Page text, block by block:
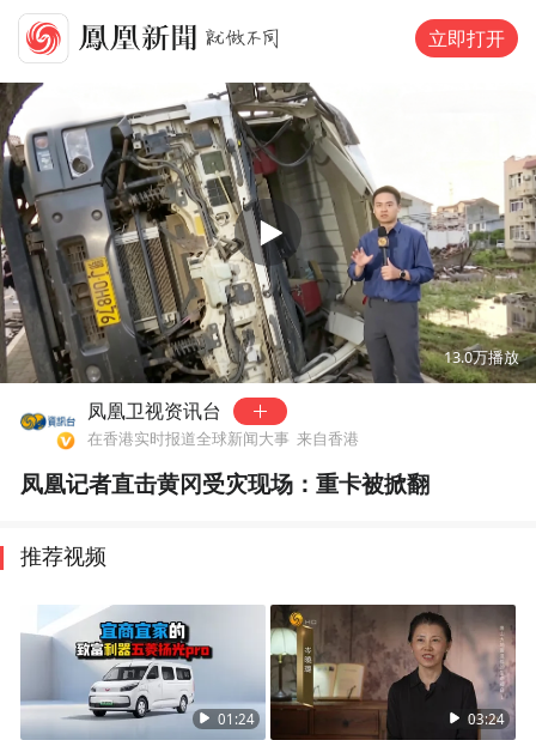
立即打开
00:00 01:57
13.0万播放
凤凰卫视资讯台
在香港实时报道全球新闻大事 来自香港
凤凰记者直击黄冈受灾现场：重卡被掀翻
推荐视频
01:24 03:24